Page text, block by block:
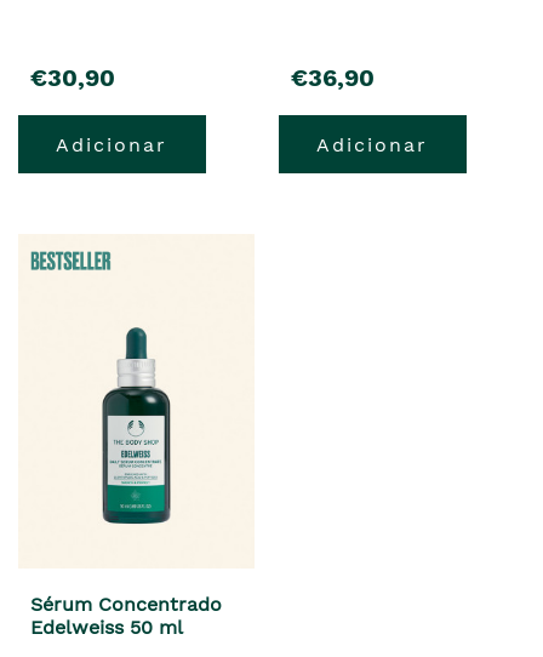
precio
€30,90
Adicionar
precio
€36,90
Adicionar
Sérum Concentrado
Edelweiss 50 ml